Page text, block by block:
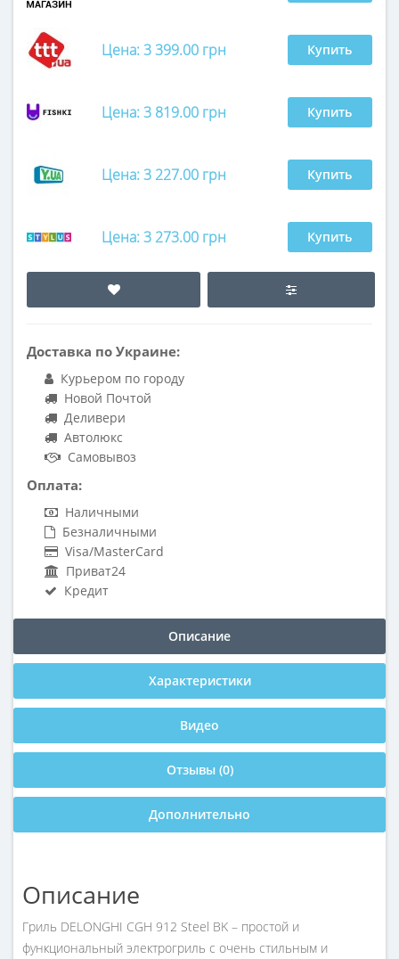
Цена: 3 399.00 грн Купить
Цена: 3 819.00 грн Купить
Цена: 3 227.00 грн Купить
Цена: 3 273.00 грн Купить
Доставка по Украине:
Курьером по городу
Новой Почтой
Деливери
Автолюкс
Самовывоз
Оплата:
Наличными
Безналичными
Visa/MasterCard
Приват24
Кредит
Описание
Характеристики
Видео
Отзывы (0)
Дополнительно
Описание
Гриль DELONGHI CGH 912 Steel BK – простой и
функциональный электрогриль с очень стильным и